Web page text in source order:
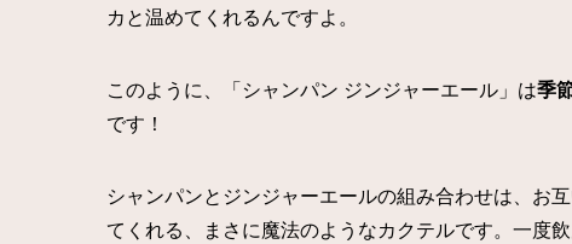
カと温めてくれるんですよ。
このように、「シャンパン ジンジャーエール」は季
です！
シャンパンとジンジャーエールの組み合わせは、お
てくれる、まさに魔法のようなカクテルです。一度